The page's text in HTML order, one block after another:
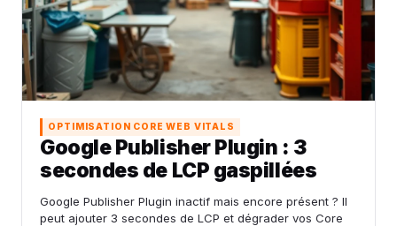
OPTIMISATION CORE WEB VITALS
Google Publisher Plugin : 3
secondes de LCP gaspillées
Google Publisher Plugin inactif mais encore présent ? Il
peut ajouter 3 secondes de LCP et dégrader vos Core